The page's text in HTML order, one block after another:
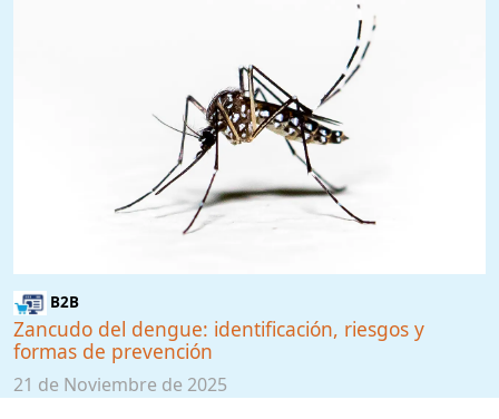
B2B
Zancudo del dengue: identificación, riesgos y
formas de prevención
21 de Noviembre de 2025